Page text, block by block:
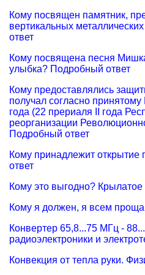
Кому посвящен памятник,
вертикальных
ответ
Кому посвящена песня
улыбка? Подробный ответ
Кому предоставлялись
получал согласно
года (22 прериаля II года
реорганизации
Подробный ответ
Кому принадлежит
ответ
Кому это выгодно?
Кому я должен, я всем
Конвеpтеp 65,8...75 МГц -
радиоэлектроники и
Конвекция от тепла руки.